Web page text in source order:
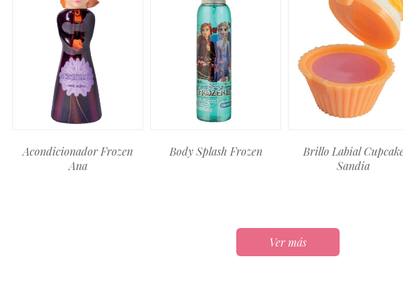
Acondicionador Frozen
Ana
Body Splash Frozen
Brillo Labial
Sandia
Ver más